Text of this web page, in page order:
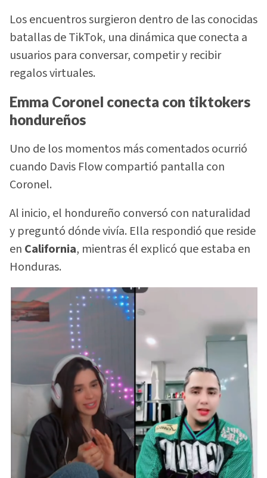
Los encuentros surgieron dentro de las conocidas
batallas de TikTok, una dinámica que conecta a
usuarios para conversar, competir y recibir
regalos virtuales.
Emma Coronel conecta con tiktokers
hondureños
Uno de los momentos más comentados ocurrió
cuando Davis Flow compartió pantalla con
Coronel.
Al inicio, el hondureño conversó con naturalidad
y preguntó dónde vivía. Ella respondió que reside
en California, mientras él explicó que estaba en
Honduras.